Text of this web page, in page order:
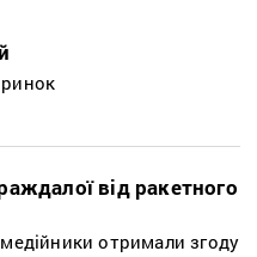
від ракетного
отримали згоду